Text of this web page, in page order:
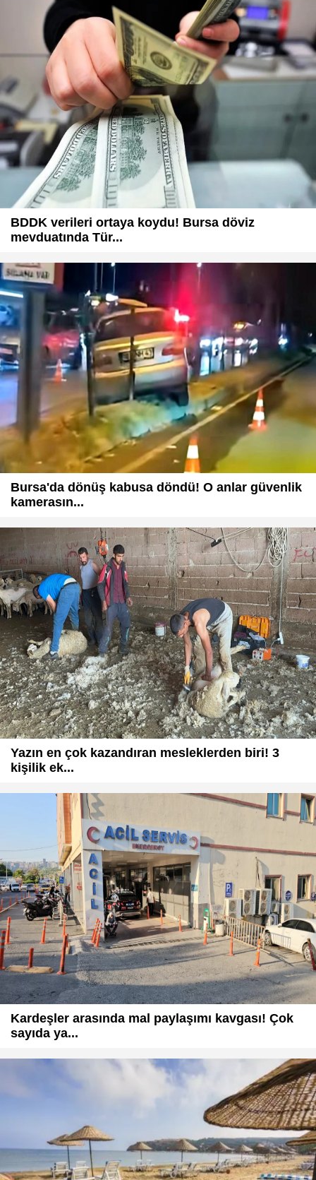
BDDK verileri ortaya koydu! Bursa döviz
mevduatında Tür...
Bursa'da dönüş kabusa döndü! O anlar güvenlik
kamerasın...
Yazın en çok kazandıran mesleklerden biri! 3
kişilik ek...
Kardeşler arasında mal paylaşımı kavgası! Çok
sayıda ya...